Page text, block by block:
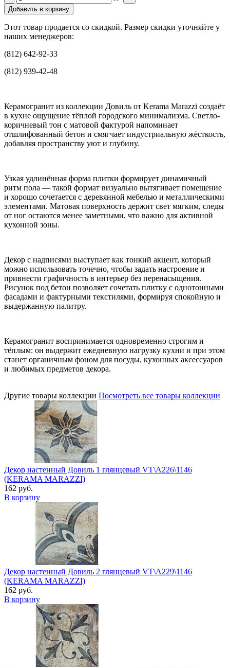
Добавить в корзину
Этот товар продается со скидкой. Размер скидки уточняйте у
наших менеджеров:
(812) 642-92-33
(812) 939-42-48
Керамогранит из коллекции Довиль от Kerama Marazzi создаёт
в кухне ощущение тёплой городского минимализма. Светло-
коричневый тон с матовой фактурой напоминает
отшлифованный бетон и смягчает индустриальную жёсткость,
добавляя пространству уют и глубину.
Узкая удлинённая форма плитки формирует динамичный
ритм пола — такой формат визуально вытягивает помещение
и хорошо сочетается с деревянной мебелью и металлическими
элементами. Матовая поверхность держит свет мягким, следы
от ног остаются менее заметными, что важно для активной
кухонной зоны.
Декор с надписями выступает как тонкий акцент, который
можно использовать точечно, чтобы задать настроение и
привнести графичность в интерьер без перенасыщения.
Рисунок под бетон позволяет сочетать плитку с однотонными
фасадами и фактурными текстилями, формируя спокойную и
выдержанную палитру.
Керамогранит воспринимается одновременно строгим и
тёплым: он выдержит ежедневную нагрузку кухни и при этом
станет органичным фоном для посуды, кухонных аксессуаров
и любимых предметов декора.
Другие товары коллекции Посмотреть все товары коллекции
Декор настенный Довиль 1 глянцевый VT\A226\1146
(KERAMA MARAZZI)
162 руб.
В корзину
Декор настенный Довиль 2 глянцевый VT\A229\1146
(KERAMA MARAZZI)
162 руб.
В корзину